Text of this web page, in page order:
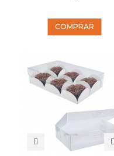
COMPRAR